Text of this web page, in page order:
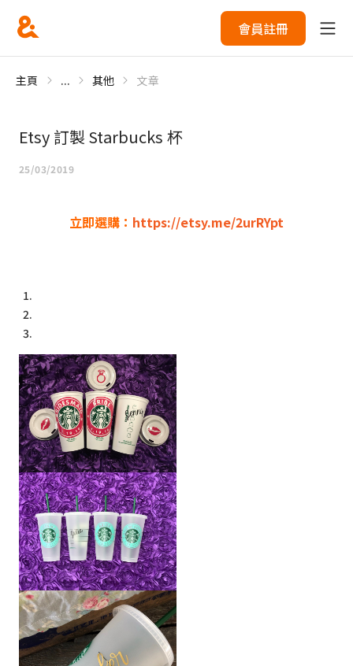
會員註冊
主頁 ... 其他 文章
Etsy 訂製 Starbucks 杯
25/03/2019
立即選購： https://etsy.me/2urRYpt